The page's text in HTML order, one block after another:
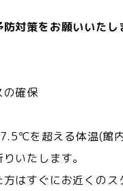
対策をお願いいたし
確保
を超える体温(館
いたします。
はすぐにお近くのス